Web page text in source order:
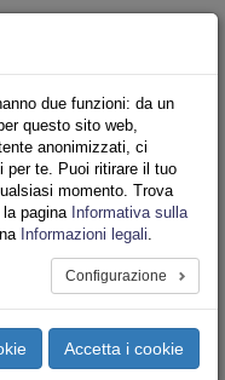
Iscriviti Online
Ricerca
Area Stampa
Privacy
SETTORE VIGILI
due funzioni: da un
questo sito web,
anonimizzati, ci
per te. Puoi ritirare il tuo
momento. Trova
pagina Informativa sulla
Informazioni legali.
Configurazione
Accetta i cookie